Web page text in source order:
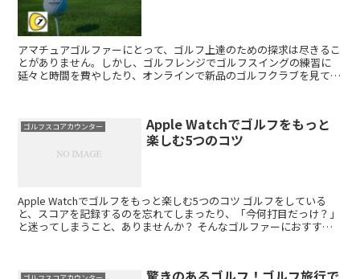
アマチュアゴルファーにとって、ゴルフ上達のための探求は尽きるこ
とがありません。しかし、ゴルフレンジでゴルフスイングの練習に
延々と時間を費やしたり、オンラインで新品のゴルフクラブを見て目
ゴルフスコアカウンター
Apple Watchでゴルフをもっと
楽しむ5つのコツ
Apple Watchでゴルフをもっと楽しむ5つのコツ ゴルフをしている
と、スコアを記録するのを忘れてしまったり、「今何打目だっけ？」
と迷ってしまうこと、ありませんか？ そんなゴルファーにおすすめ